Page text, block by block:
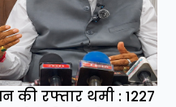
रफ्तार थमी : 1227